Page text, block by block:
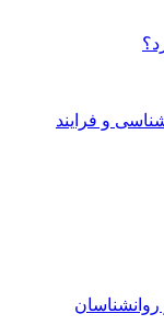
و فرایند